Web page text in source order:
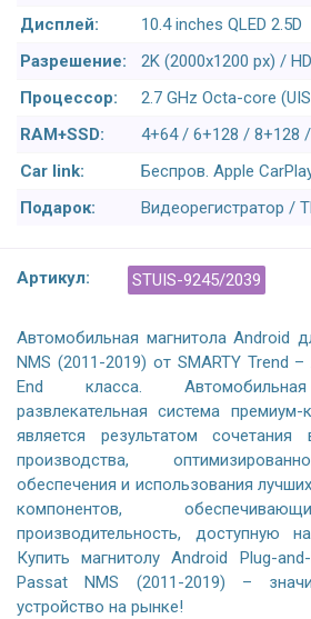
Дисплей:
10.4 inches QLED 2.5D
Разрешение:
2K (2000x1200 px) /
Процессор:
2.7 GHz Octa-core
RAM+SSD:
4+64 / 6+128 / 8+128
Car link:
Беспров. Apple
Подарок:
Видеорегистратор /
Артикул: STUIS-9245/2039
Автомобильная магнитола Android
NMS (2011-2019) от SMARTY Trend
End класса.
развлекательная система премиум-
является результатом сочетания
производства,
обеспечения и использования
компонентов,
производительность, доступную
Купить магнитолу Android Plug-
Passat NMS (2011-2019) –
устройство на рынке!